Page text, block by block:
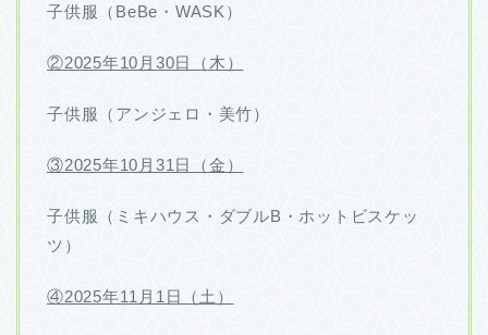
子供服（BeBe・WASK）
②2025年10月30日（木）
子供服（アンジェロ・美竹）
③2025年10月31日（金）
子供服（ミキハウス・ダブルB・ホットビスケッ
ツ）
④2025年11月1日（土）